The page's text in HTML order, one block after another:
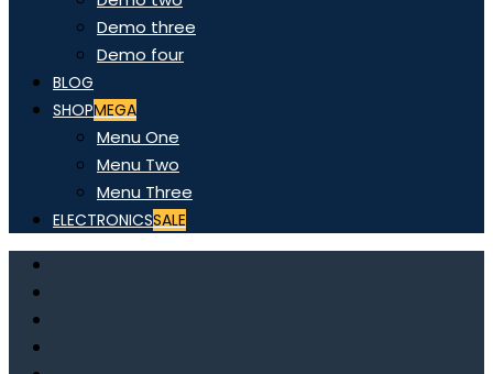
Demo three
Demo four
BLOG
SHOPMEGA
Menu One
Menu Two
Menu Three
ELECTRONICSSALE